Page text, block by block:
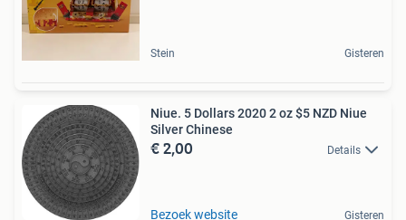
Stein Gisteren
Niue. 5 Dollars 2020 2 oz $5 NZD Niue
Silver Chinese
€ 2,00 Details
Bezoek website Gisteren